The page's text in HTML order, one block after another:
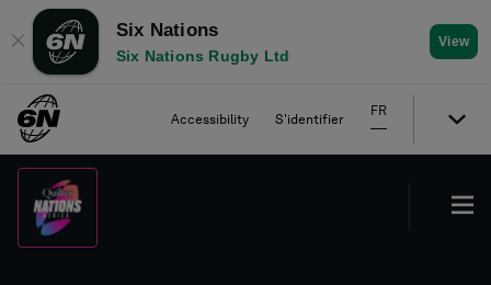
✕
Six Nations
Six Nations Rugby Ltd
View
Accessibility S'identifier
FR